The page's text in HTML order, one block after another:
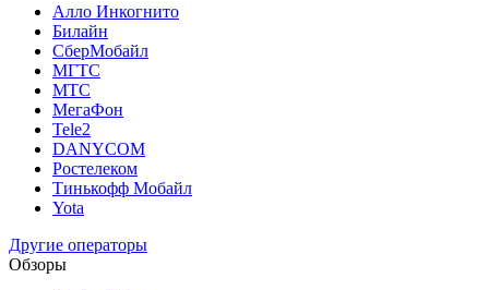
Алло Инкогнито
Билайн
СберМобайл
МГТС
МТС
МегаФон
Tele2
DANYCOM
Ростелеком
Тинькофф Мобайл
Yota
Другие операторы
Обзоры